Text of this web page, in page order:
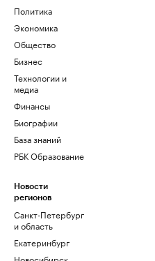
Политика
Экономика
Общество
Бизнес
Технологии и
медиа
Финансы
Биографии
База знаний
РБК Образование
Новости
регионов
Санкт-Петербург
и область
Екатеринбург